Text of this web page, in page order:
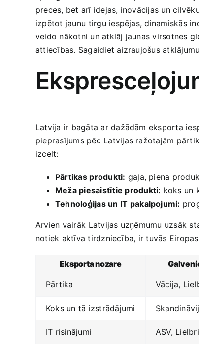
preces, bet arī idejas, inovācijas un
izpētot jaunu ⁤tirgu iespējas, dinamiskās
veido nākotni un atklāj jaunas virsotnes
attiecības. Sagaidiet aizraujošus
Latvija ir bagāta ar dažādām eksporta
pieprasījums pēc Latvijas ražotajām
izcelt:
Pārtikas ⁢produkti: gaļa, piena
Meža piesaistītie produkti: ‍koks un
Tehnoloģijas un⁣ IT pakalpojumi:
Arvien vairāk ⁢Latvijas uzņēmumu‌ uzsāk
notiek aktīva tirdzniecība, ir tuvās
Eksporta nozare
Pārtika Vācija,
Koks un tā izstrādājumi
IT risinājumi ASV,